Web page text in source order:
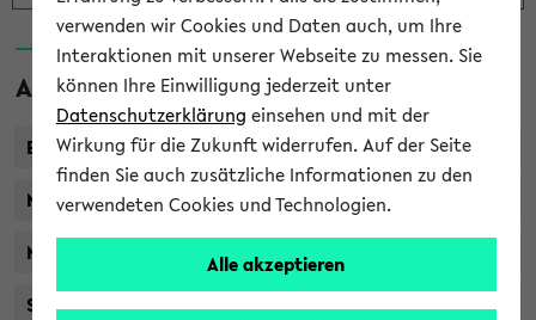
Abschlüsse
Bachelor
Master of Arts / Science
Master of Education
Staatsprüfung
verwenden wir Cookies und Daten auch, um Ihre
Interaktionen mit unserer Webseite zu messen. Sie
können Ihre Einwilligung jederzeit unter
Datenschutzerklärung einsehen und mit der
Wirkung für die Zukunft widerrufen. Auf der Seite
finden Sie auch zusätzliche Informationen zu den
verwendeten Cookies und Technologien.
Alle akzeptieren